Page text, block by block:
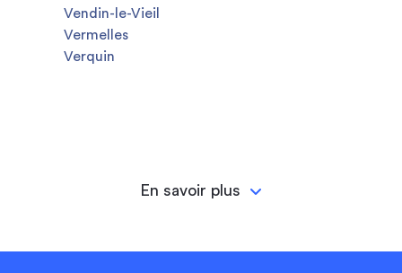
Vendin-le-Vieil
Vermelles
Verquin
En savoir plus